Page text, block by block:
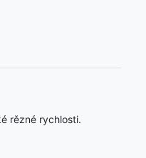
rězné rychlosti.